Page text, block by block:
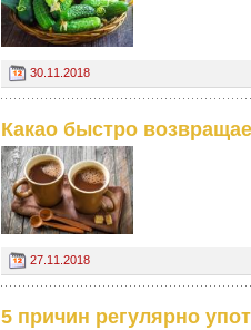
30.11.2018
Какао быстро
27.11.2018
5 причин регулярно